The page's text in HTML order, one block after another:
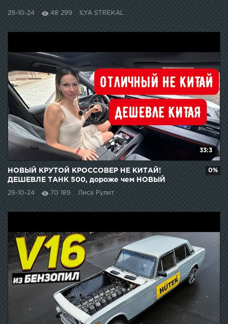
29-10-24 48 299 ILYA STREKAL
33:3
НОВЫЙ КРУТОЙ КРОССОВЕР НЕ КИТАЙ!
ДЕШЕВЛЕ ТАНК 500, дороже чем НОВЫЙ
ДЖИЛИ МОНЖАРО
29-10-24 70 189 Лиса Рулит
0%